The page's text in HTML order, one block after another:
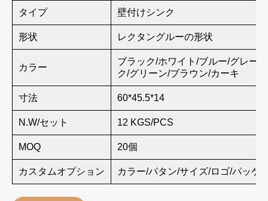
タイプ 壁付けシンク
形状 レクタングルーの形状
カラー
ブラック/ホワイト/ブルー/グレー/
ク/グリーン/ブラウン/カーキ
寸法 60*45.5*14
N.W/セット 12 KGS/PCS
MOQ 20個
カスタムオプション カラー/パタン/サイズ/ロゴ/パッケ